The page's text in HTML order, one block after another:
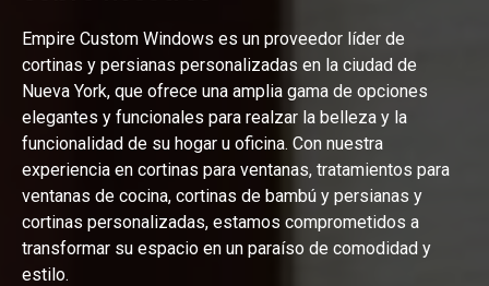
Empire Custom Windows es un proveedor líder de
cortinas y persianas personalizadas en la ciudad de
Nueva York, que ofrece una amplia gama de opciones
elegantes y funcionales para realzar la belleza y la
funcionalidad de su hogar u oficina. Con nuestra
experiencia en cortinas para ventanas, tratamientos para
ventanas de cocina, cortinas de bambú y persianas y
cortinas personalizadas, estamos comprometidos a
transformar su espacio en un paraíso de comodidad y
estilo.